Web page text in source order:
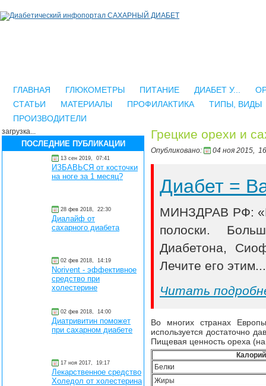
ГЛАВНАЯ ГЛЮКОМЕТРЫ ПИТАНИЕ ДИАБЕТ У...
СТАТЬИ
МАТЕРИАЛЫ ПРОФИЛАКТИКА
ТИПЫ, ВИДЫ
ПРОИЗВОДИТЕЛИ
загрузка...
ПОСЛЕДНИЕ ПУБЛИКАЦИИ
13 сен 2019, 07:41
ИЗБАВЬСЯ от косточки
на ноге за 1 месяц?
28 фев 2018, 22:30
Диалайф от
сахарного диабета
02 фев 2018, 14:19
Norivent - эффективное
средство при
холестерине
02 фев 2018, 14:00
Диатривитин поможет
при сахарном диабете
17 ноя 2017, 19:17
Лекарственное средство
Холедол от холестерина
Грецкие орехи и
Опубликовано: 04 ноя 2015,
Диабет =
МИНЗДРАВ РФ:
полоски.
Диабетона,
Лечите его
Читать
Во многих странах
используется достаточно
Пищевая ценность ореха
Белки
Жиры